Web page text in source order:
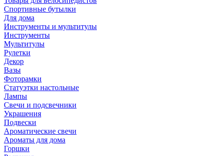
Спортивные бутылки
Для дома
Инструменты и мультитулы
Инструменты
Мультитулы
Рулетки
Декор
Вазы
Фоторамки
Статуэтки настольные
Лампы
Свечи и подсвечники
Украшения
Подвески
Ароматические свечи
Ароматы для дома
Горшки